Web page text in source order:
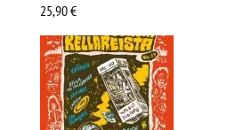
25,90€